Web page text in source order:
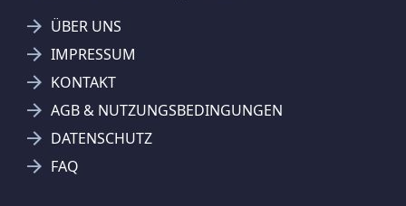
ÜBER UNS
IMPRESSUM
KONTAKT
AGB & NUTZUNGSBEDINGUNGEN
DATENSCHUTZ
FAQ